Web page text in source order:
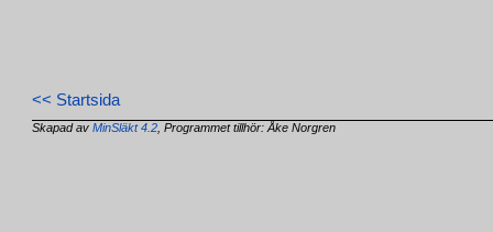
<< Startsida
Skapad avMinSläkt 4.2 , Programmet tillhör: Åke Norgren